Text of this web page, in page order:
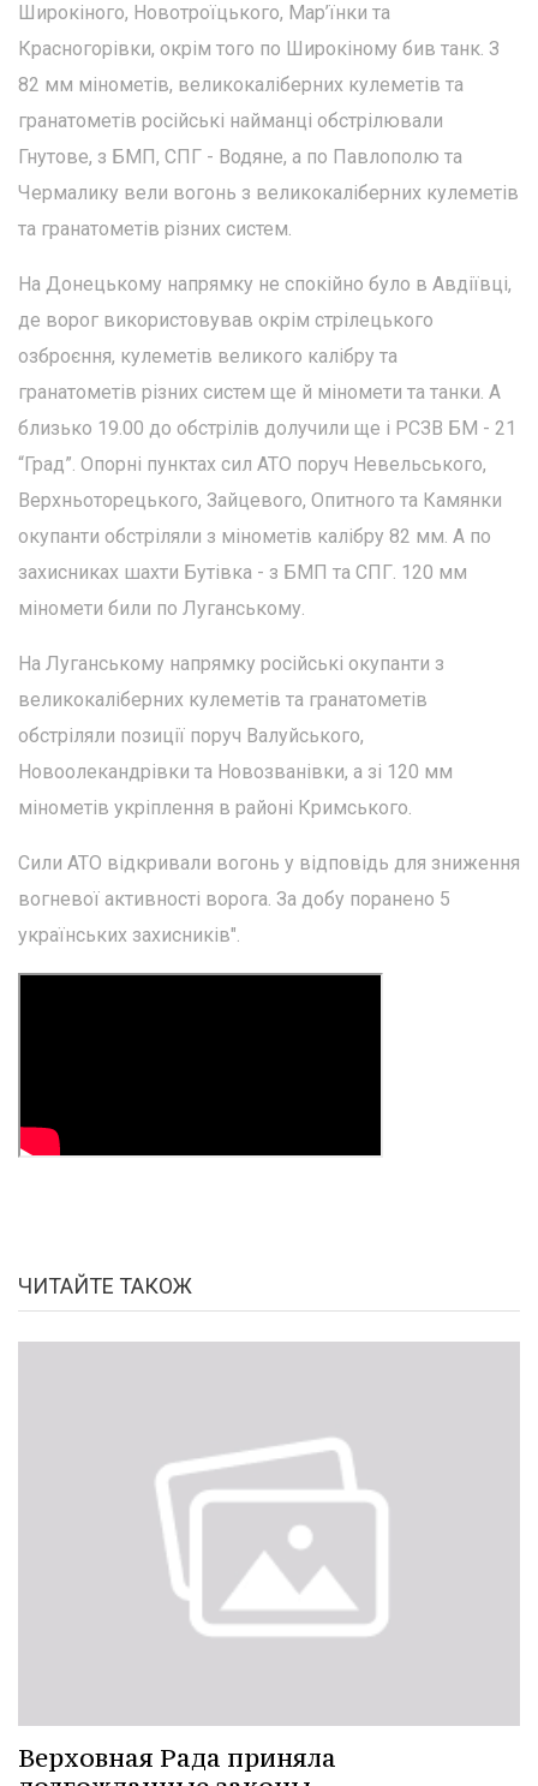
Широкіного, Новотроїцького, Мар’їнки та
Красногорівки, окрім того по Широкіному бив танк. З
82 мм мінометів, великокаліберних кулеметів та
гранатометів російські найманці обстрілювали
Гнутове, з БМП, СПГ - Водяне, а по Павлополю та
Чермалику вели вогонь з великокаліберних кулеметів
та гранатометів різних систем.
На Донецькому напрямку не спокійно було в Авдіївці,
де ворог використовував окрім стрілецького
озброєння, кулеметів великого калібру та
гранатометів різних систем ще й міномети та танки. А
близько 19.00 до обстрілів долучили ще і РСЗВ БМ - 21
“Град”. Опорні пунктах сил АТО поруч Невельського,
Верхньоторецького, Зайцевого, Опитного та Камянки
окупанти обстріляли з мінометів калібру 82 мм. А по
захисниках шахти Бутівка - з БМП та СПГ. 120 мм
міномети били по Луганському.
На Луганському напрямку російські окупанти з
великокаліберних кулеметів та гранатометів
обстріляли позиції поруч Валуйського,
Новоолекандрівки та Новозванівки, а зі 120 мм
мінометів укріплення в районі Кримського.
Сили АТО відкривали вогонь у відповідь для зниження
вогневої активності ворога. За добу поранено 5
українських захисників".
ЧИТАЙТЕ ТАКОЖ
Верховная Рада приняла